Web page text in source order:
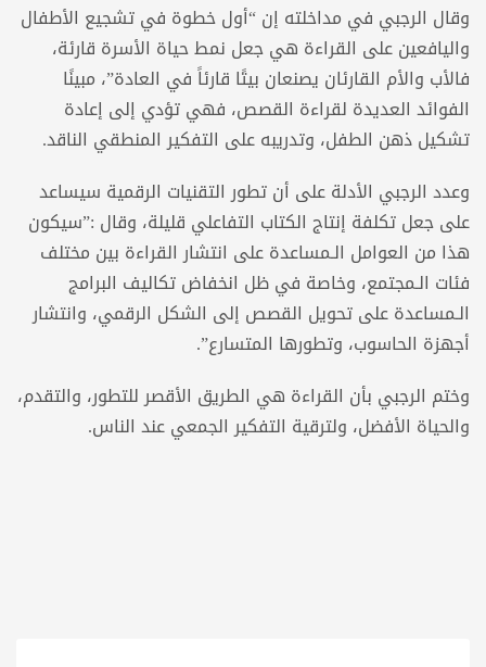
وقال الرجبي في مداخلته إن “أول خطوة في تشجيع الأطفال
واليافعين على القراءة هي جعل نمط حياة الأسرة قارئة،
فالأب والأم القارئان يصنعان بيتًا قارئاً في العادة”، مبينًا
الفوائد العديدة لقراءة القصص، فهي تؤدي إلى إعادة
تشكيل ذهن الطفل، وتدريبه على التفكير المنطقي الناقد.
وعدد الرجبي الأدلة على أن تطور التقنيات الرقمية سيساعد
على جعل تكلفة إنتاج الكتاب التفاعلي قليلة، وقال :”سيكون
هذا من العوامل الـمساعدة على انتشار القراءة بين مختلف
فئات الـمجتمع، وخاصة في ظل انخفاض تكاليف البرامج
الـمساعدة على تحويل القصص إلى الشكل الرقمي، وانتشار
أجهزة الحاسوب، وتطورها المتسارع”.
وختم الرجبي بأن القراءة هي الطريق الأقصر للتطور، والتقدم،
والحياة الأفضل، ولترقية التفكير الجمعي عند الناس.